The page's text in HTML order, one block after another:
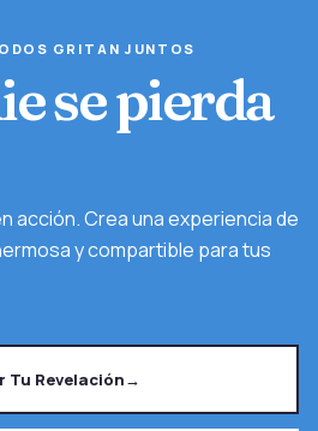
GRITAN JUNTOS
se pierda
acción. Crea una experiencia de
y compartible para tus
Tu Revelación→